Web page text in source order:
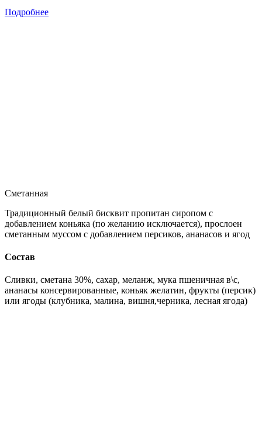
Подробнее
Сметанная
Традиционный белый бисквит пропитан сиропом с
добавлением коньяка (по желанию исключается), прослоен
сметанным муссом с добавлением персиков, ананасов и ягод
Состав
Сливки, сметана 30%, сахар, меланж, мука пшеничная в\с,
ананасы консервированные, коньяк желатин, фрукты (персик)
или ягоды (клубника, малина, вишня,черника, лесная ягода)